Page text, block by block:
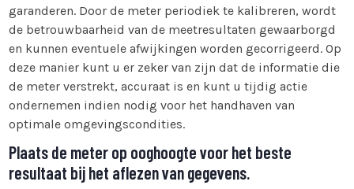
garanderen. Door de meter periodiek te kalibreren, wordt
de betrouwbaarheid van de meetresultaten gewaarborgd
en kunnen eventuele afwijkingen worden gecorrigeerd. Op
deze manier kunt u er zeker van zijn dat de informatie die
de meter verstrekt, accuraat is en kunt u tijdig actie
ondernemen indien nodig voor het handhaven van
optimale omgevingscondities.
Plaats de meter op ooghoogte voor het beste
resultaat bij het aflezen van gegevens.